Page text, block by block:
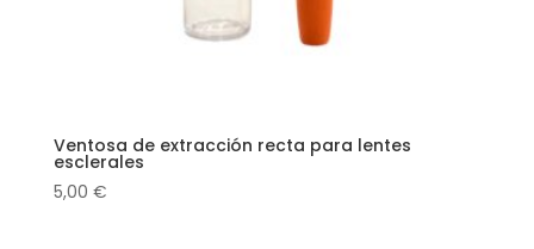
Ventosa de extracción recta para lentes
esclerales
5,00 €